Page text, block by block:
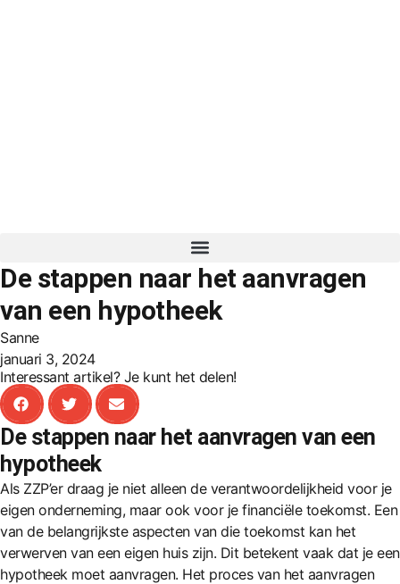
De stappen naar het aanvragen
van een hypotheek
Sanne
januari 3, 2024
Interessant artikel? Je kunt het delen!
De stappen naar het aanvragen van een
hypotheek
Als ZZP’er draag je niet alleen de verantwoordelijkheid voor je
eigen onderneming, maar ook voor je financiële toekomst. Een
van de belangrijkste aspecten van die toekomst kan het
verwerven van een eigen huis zijn. Dit betekent vaak dat je een
hypotheek moet aanvragen. Het proces van het aanvragen